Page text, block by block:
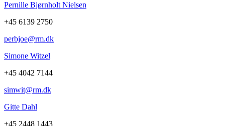
Pernille Bjørnholt Nielsen
+45 6139 2750
perbjoe@rm.dk
Simone Witzel
+45 4042 7144
simwit@rm.dk
Gitte Dahl
+45 2448 1443